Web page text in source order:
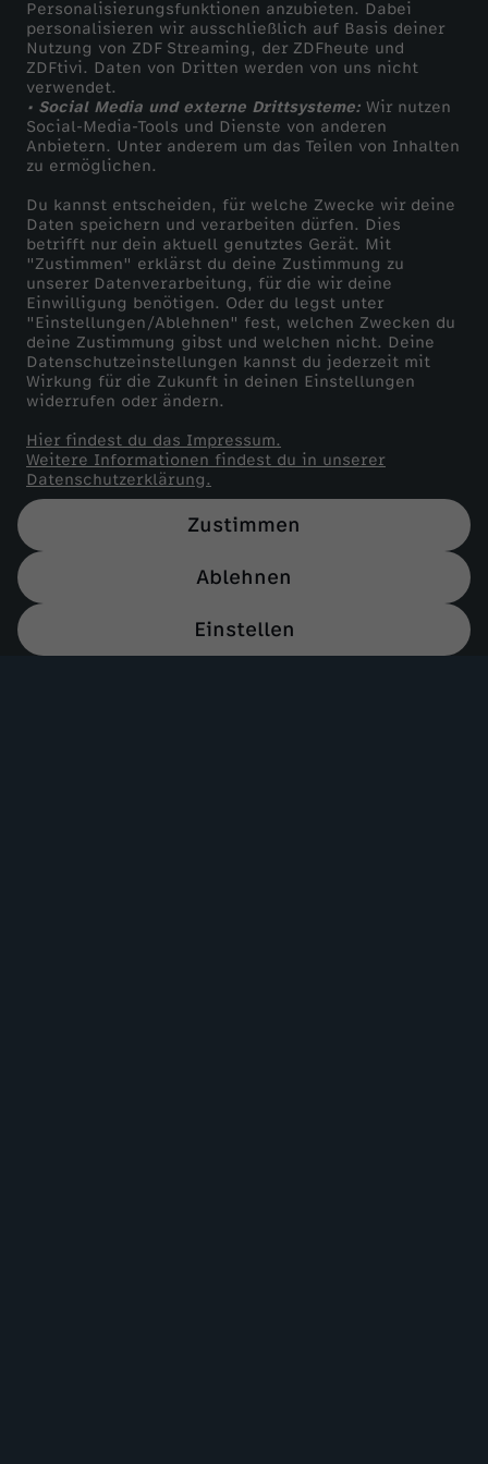
Personalisierungsfunktionen anzubieten. Dabei
personalisieren wir ausschließlich auf Basis deiner
Nutzung von ZDF Streaming, der ZDFheute und
ZDFtivi. Daten von Dritten werden von uns nicht
verwendet.
• Social Media und externe Drittsysteme: Wir nutzen
Social-Media-Tools und Dienste von anderen
Anbietern. Unter anderem um das Teilen von Inhalten
zu ermöglichen.
Du kannst entscheiden, für welche Zwecke wir deine
Daten speichern und verarbeiten dürfen. Dies
betrifft nur dein aktuell genutztes Gerät. Mit
"Zustimmen" erklärst du deine Zustimmung zu
unserer Datenverarbeitung, für die wir deine
Einwilligung benötigen. Oder du legst unter
"Einstellungen/Ablehnen" fest, welchen Zwecken du
deine Zustimmung gibst und welchen nicht. Deine
Datenschutzeinstellungen kannst du jederzeit mit
Wirkung für die Zukunft in deinen Einstellungen
widerrufen oder ändern.
Hier findest du das Impressum.
Weitere Informationen findest du in unserer
Datenschutzerklärung.
Zustimmen
Ablehnen
Einstellen